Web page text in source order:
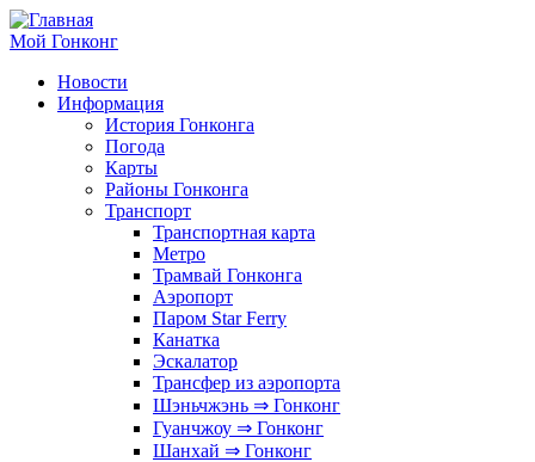
Перейти
к
содержанию
Мой Гонконг
Основные
ссылки
Новости
Информация
История Гонконга
Погода
Карты
Районы Гонконга
Транспорт
Транспортная карта
Метро
Трамвай Гонконга
Аэропорт
Паром Star Ferry
Канатка
Эскалатор
Трансфер из аэропорта
Шэньчжэнь ⇒ Гонконг
Гуанчжоу ⇒ Гонконг
Шанхай ⇒ Гонконг